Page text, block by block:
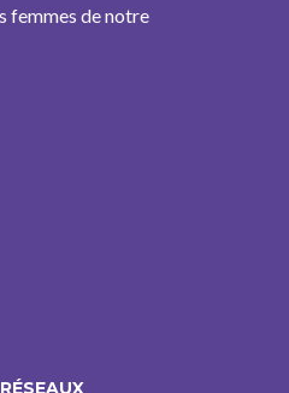
femmes de notre